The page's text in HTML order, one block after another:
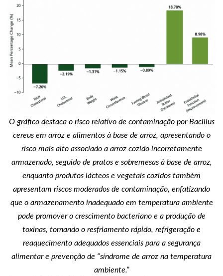
O gráfico destaca o risco relativo de contaminação por Bacillus
cereus em arroz e alimentos à base de arroz, apresentando o
risco mais alto associado a arroz cozido incorretamente
armazenado, seguido de pratos e sobremesas à base de arroz,
enquanto produtos lácteos e vegetais cozidos também
apresentam riscos moderados de contaminação, enfatizando
que o armazenamento inadequado em temperatura ambiente
pode promover o crescimento bacteriano e a produção de
toxinas, tornando o resfriamento rápido, refrigeração e
reaquecimento adequados essenciais para a segurança
alimentar e prevenção de “síndrome de arroz na temperatura
ambiente.”